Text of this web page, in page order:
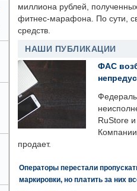
миллиона рублей,
фитнес-марафона. По сути,
средств.
НАШИ ПУБЛИКАЦИИ
ФАС
RuStore
продает.
Операторы перестали
маркировки, но платить за них